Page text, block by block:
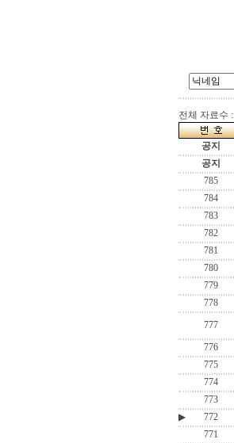
전체 자료수 :
공지
공지
785
784
783
782
781
780
779
778
777
776
775
774
773
▶
772
771